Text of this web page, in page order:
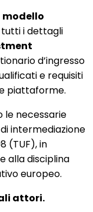
modello
i dettagli
d’ingresso
e requisiti
piattaforme.
le necessarie
intermediazione
(TUF), in
alla disciplina
europeo.
attori.